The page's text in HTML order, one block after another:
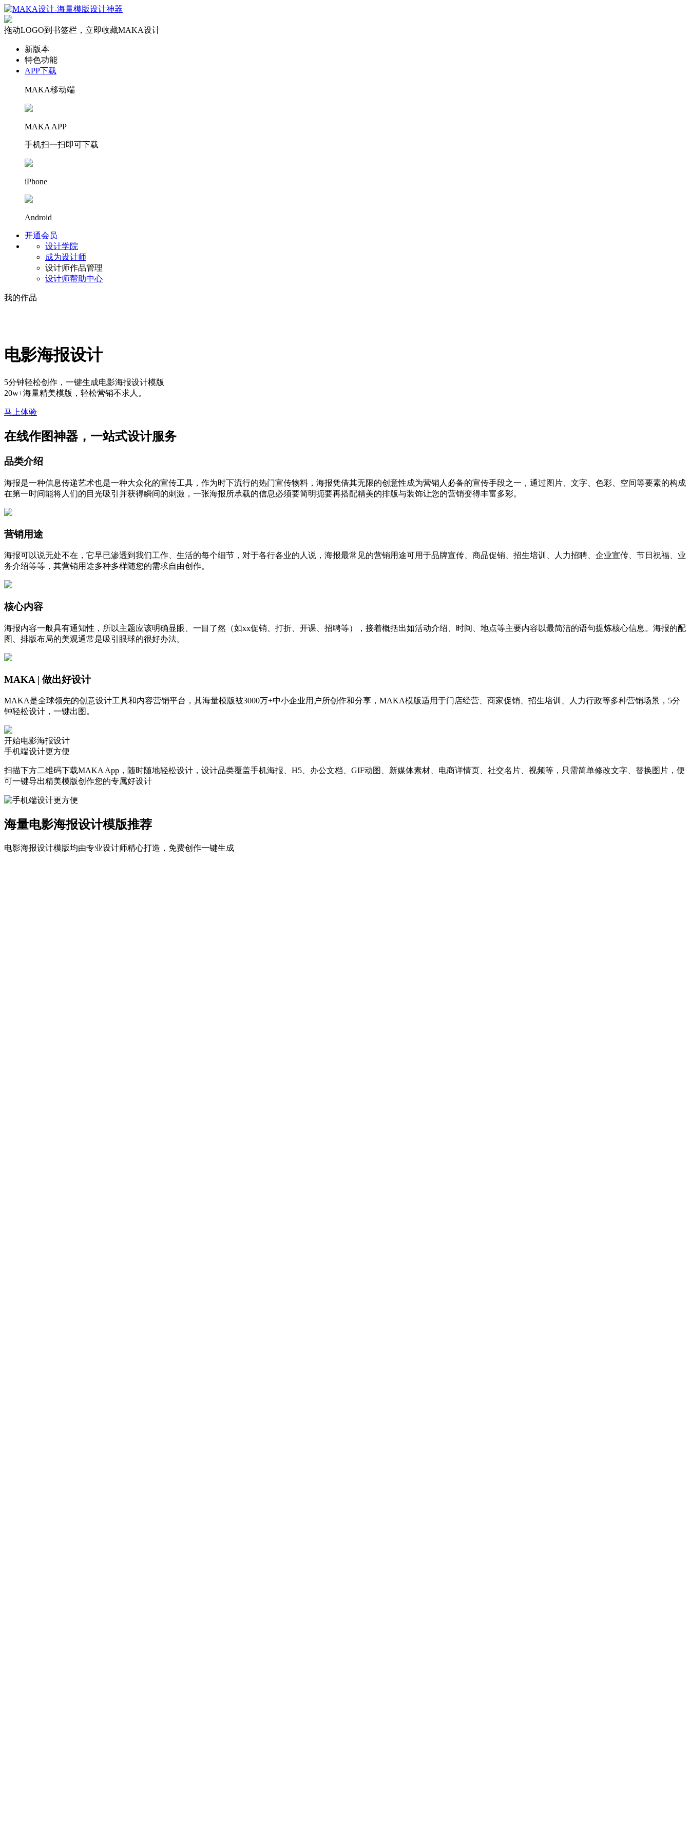
拖动LOGO到书签栏，立即收藏MAKA设计
新版本
特色功能
APP下载
MAKA移动端
MAKA APP
手机扫一扫即可下载
iPhone
Android
开通会员
设计学院
成为设计师
设计师作品管理
设计师帮助中心
我的作品
电影海报设计
5分钟轻松创作，一键生成电影海报设计模版
20w+海量精美模版，轻松营销不求人。
马上体验
在线作图神器，一站式设计服务
品类介绍
海报是一种信息传递艺术也是一种大众化的宣传工具，作为时下流行的热门宣传物料，海报凭借其无限的创意性成为营销人必备的宣传手段之一，通过图片、文字、色彩、空间等要素的构成
在第一时间能将人们的目光吸引并获得瞬间的刺激，一张海报所承载的信息必须要简明扼要再搭配精美的排版与装饰让您的营销变得丰富多彩。
营销用途
海报可以说无处不在，它早已渗透到我们工作、生活的每个细节，对于各行各业的人说，海报最常见的营销用途可用于品牌宣传、商品促销、招生培训、人力招聘、企业宣传、节日祝福、业
务介绍等等，其营销用途多种多样随您的需求自由创作。
核心内容
海报内容一般具有通知性，所以主题应该明确显眼、一目了然（如xx促销、打折、开课、招聘等），接着概括出如活动介绍、时间、地点等主要内容以最简洁的语句提炼核心信息。海报的配
图、排版布局的美观通常是吸引眼球的很好办法。
MAKA | 做出好设计
MAKA是全球领先的创意设计工具和内容营销平台，其海量模版被3000万+中小企业用户所创作和分享，MAKA模版适用于门店经营、商家促销、招生培训、人力行政等多种营销场景，5分
钟轻松设计，一键出图。
开始电影海报设计
手机端设计更方便
扫描下方二维码下载MAKA App，随时随地轻松设计，设计品类覆盖手机海报、H5、办公文档、GIF动图、新媒体素材、电商详情页、社交名片、视频等，只需简单修改文字、替换图片，便
可一键导出精美模版创作您的专属好设计
海量电影海报设计模版推荐
电影海报设计模版均由专业设计师精心打造，免费创作一键生成